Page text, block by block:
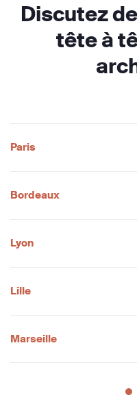
Discutez
tête à
Paris
Bordeaux
Lyon
Lille
Marseille